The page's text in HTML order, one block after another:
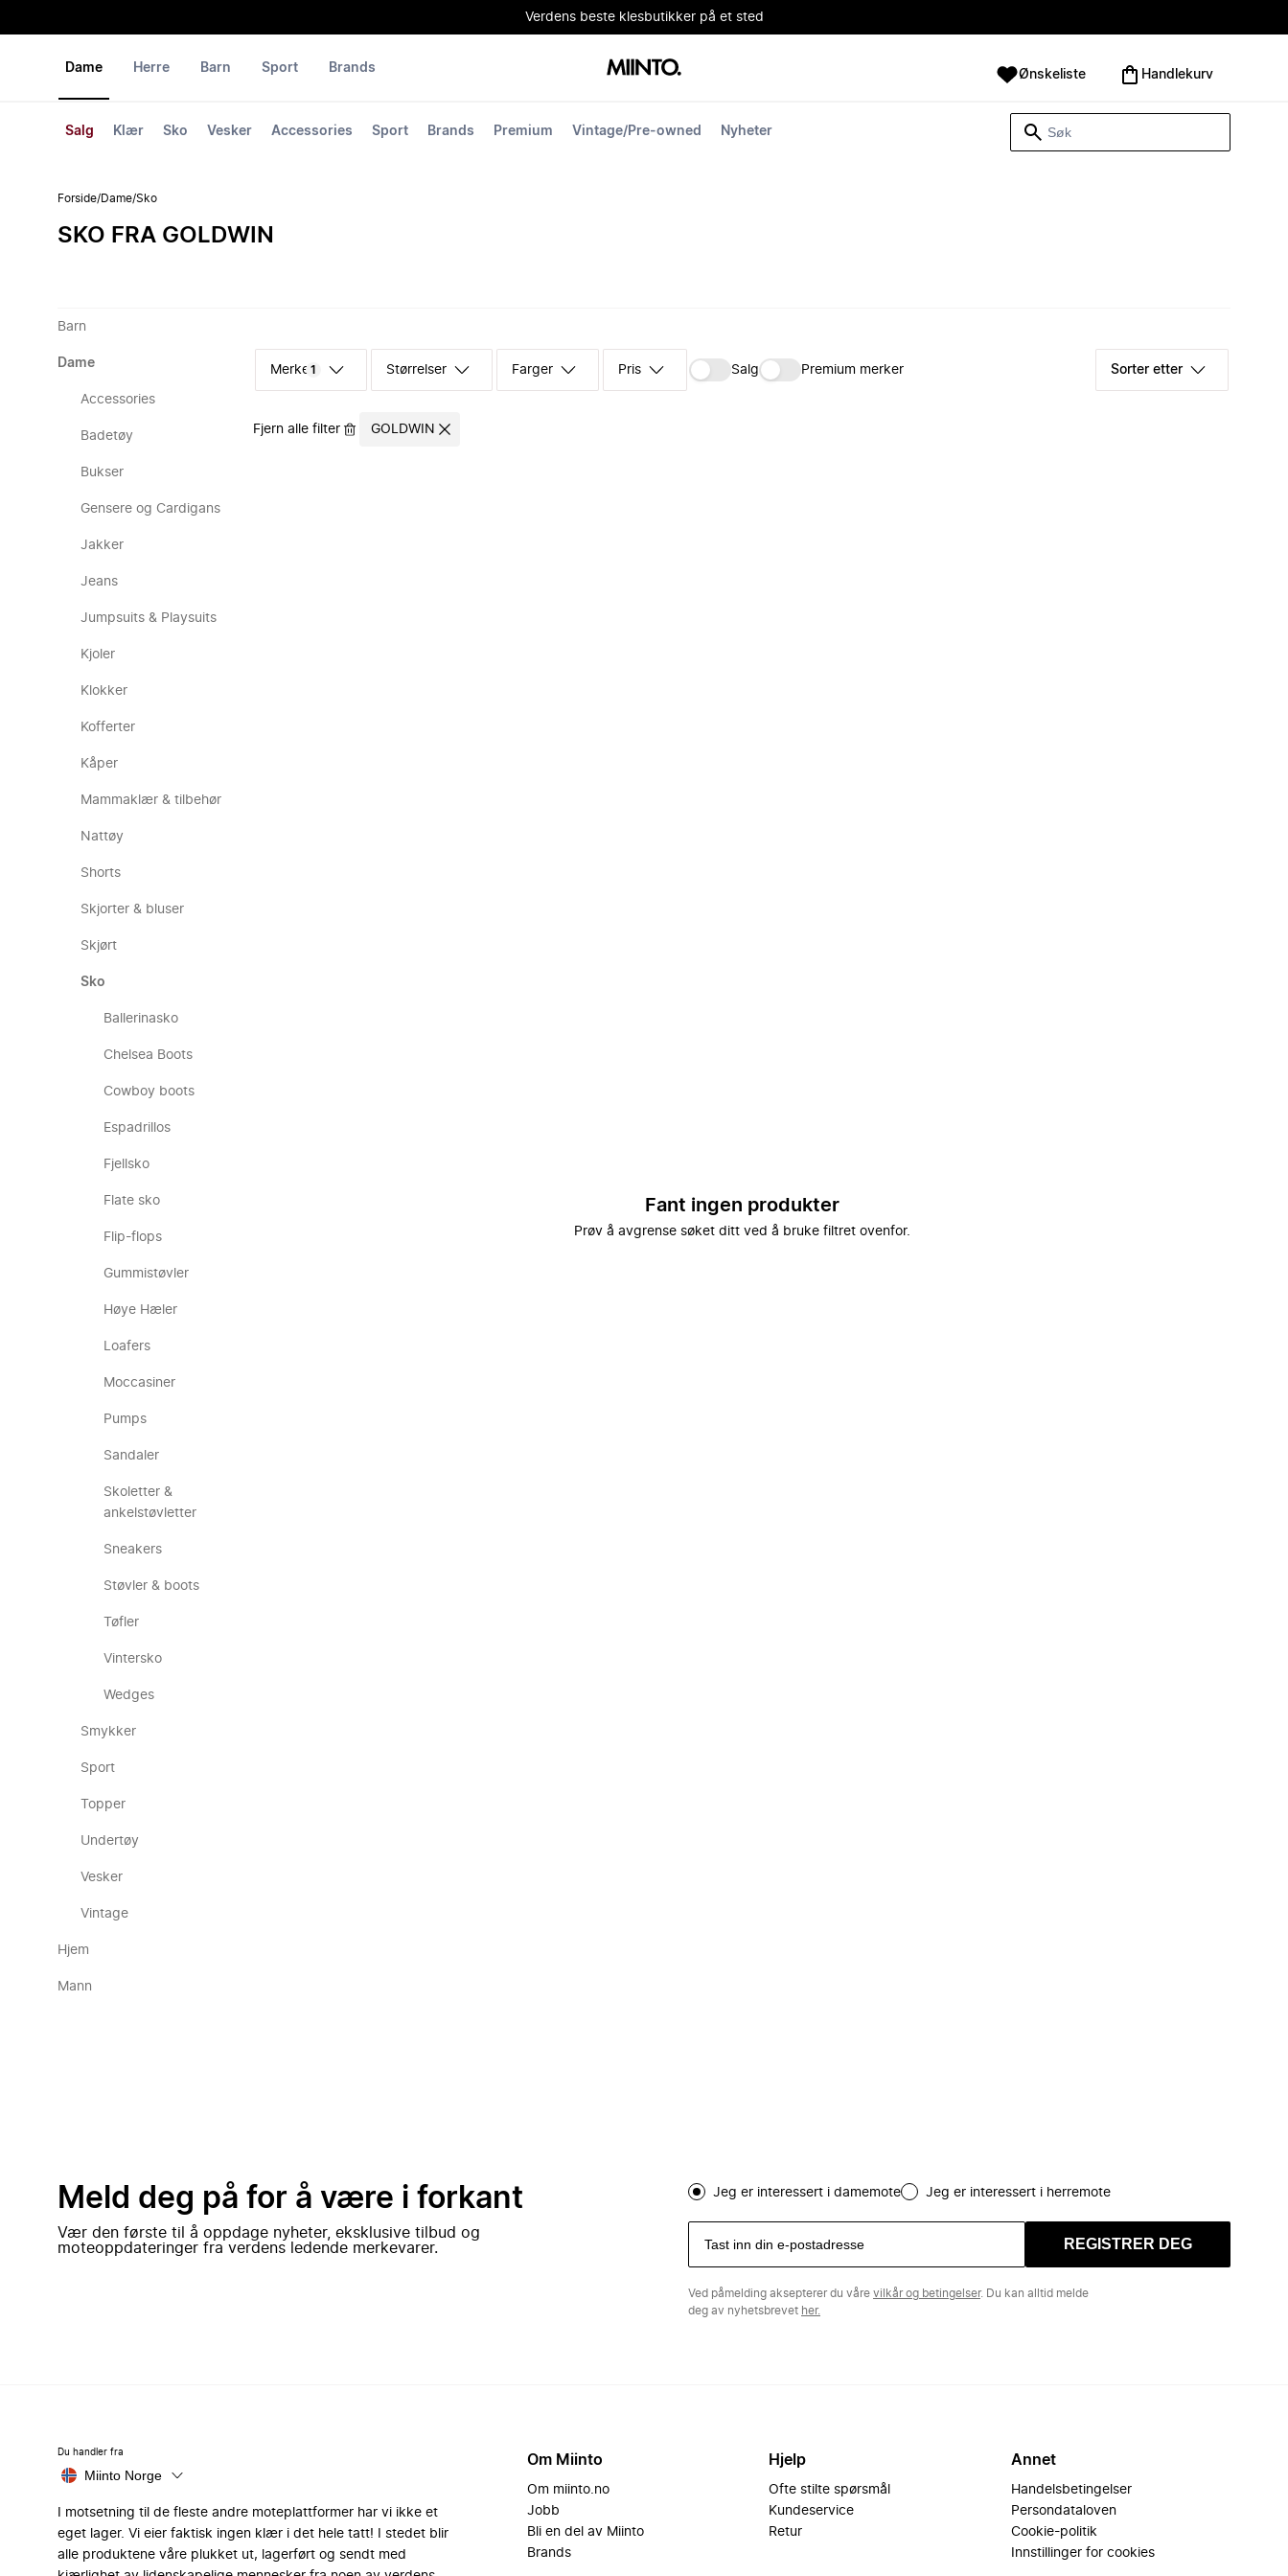
Verdens beste klesbutikker på et sted
Dame
Salg Klær Sko Vesker Accessories Sport Brands Premium Vintage/Pre-owned Nyheter
Herre Barn Sport Brands Ønskeliste Handlekurv
Forside/Dame/Sko
SKO FRA GOLDWIN
Barn
Dame
Accessories
Badetøy
Bukser
Gensere og Cardigans
Jakker
Jeans
Jumpsuits & Playsuits
Kjoler
Klokker
Kofferter
Kåper
Mammaklær & tilbehør
Nattøy
Shorts
Skjorter & bluser
Skjørt
Sko
Ballerinasko
Chelsea Boots
Cowboy boots
Espadrillos
Fjellsko
Flate sko
Flip-flops
Gummistøvler
Høye Hæler
Loafers
Moccasiner
Pumps
Sandaler
Skoletter &
ankelstøvletter
Sneakers
Støvler & boots
Tøfler
Vintersko
Wedges
Smykker
Sport
Topper
Undertøy
Vesker
Vintage
Hjem
Mann
Merke 1 Størrelser Farger Pris Salg Premium merker Sorter etter
Fjern alle filter GOLDWIN
Fant ingen produkter
Prøv å avgrense søket ditt ved å bruke filtret ovenfor.
Meld deg på for å være i forkant
Vær den første til å oppdage nyheter, eksklusive tilbud og
moteoppdateringer fra verdens ledende merkevarer.
Jeg er interessert i damemote Jeg er interessert i herremote
REGISTRER DEG
Ved påmelding aksepterer du våre vilkår og betingelser. Du kan alltid melde
deg av nyhetsbrevet her.
Du handler fra
Miinto Norge
I motsetning til de fleste andre moteplattformer har vi ikke et
eget lager. Vi eier faktisk ingen klær i det hele tatt! I stedet blir
alle produktene våre plukket ut, lagerført og sendt med
Om Miinto
Om miinto.no
Jobb
Bli en del av Miinto
Brands
Hjelp
Ofte stilte spørsmål
Kundeservice
Retur
Annet
Handelsbetingelser
Persondataloven
Cookie-politik
Innstillinger for cookies